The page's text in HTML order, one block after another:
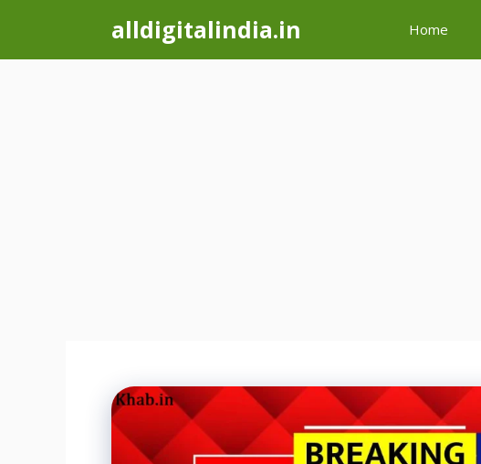
content
alldigitalindia.in Home